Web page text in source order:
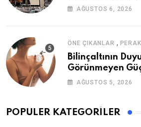
AĞUSTOS 6, 2026
ÖNE ÇIKANLAR ,
Bilinçaltının
Görünmeyen
AĞUSTOS 5, 2026
POPÜLER KATEGORILER